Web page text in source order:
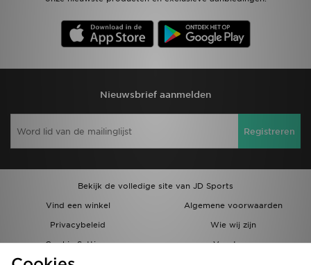
Nieuwsbrief aanmelden
Registreren
Bekijk de volledige site van JD Sports
Vind een winkel
Algemene voorwaarden
Privacybeleid
Wie wij zijn
Cookie Settings
Vacatures
Download de app